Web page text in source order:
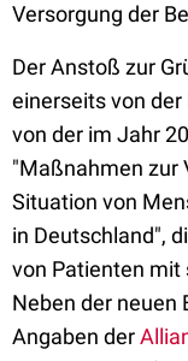
Versorgung der
Der Anstoß zur
einerseits von
von der im Jahr
"Maßnahmen zur
Situation von
in Deutschland",
von Patienten mit
Neben der neuen
Angaben der